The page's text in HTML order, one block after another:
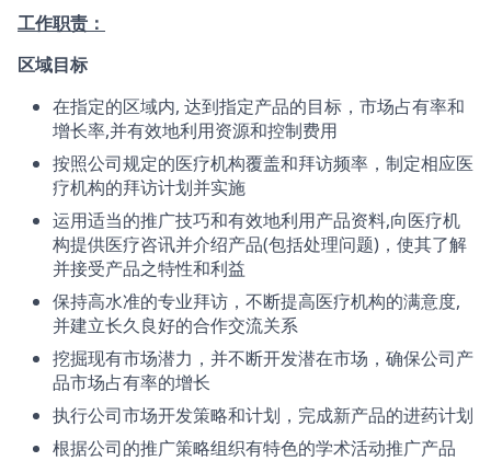
工作职责：
区域目标
在指定的区域内, 达到指定产品的目标，市场占有率和
增长率,并有效地利用资源和控制费用
按照公司规定的医疗机构覆盖和拜访频率，制定相应医
疗机构的拜访计划并实施
运用适当的推广技巧和有效地利用产品资料,向医疗机
构提供医疗咨讯并介绍产品(包括处理问题)，使其了解
并接受产品之特性和利益
保持高水准的专业拜访，不断提高医疗机构的满意度,
并建立长久良好的合作交流关系
挖掘现有市场潜力，并不断开发潜在市场，确保公司产
品市场占有率的增长
执行公司市场开发策略和计划，完成新产品的进药计划
根据公司的推广策略组织有特色的学术活动推广产品